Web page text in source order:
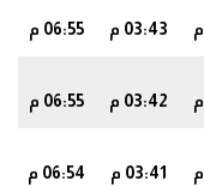
03:43 م 06:55 م
03:42 م 06:55 م
03:41 م 06:54 م